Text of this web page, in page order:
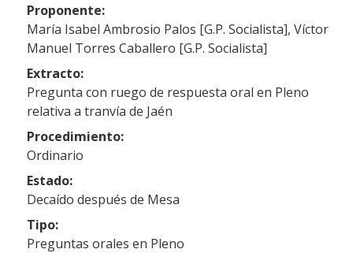
Proponente:
María Isabel Ambrosio Palos [G.P. Socialista], Víctor
Manuel Torres Caballero [G.P. Socialista]
Extracto:
Pregunta con ruego de respuesta oral en Pleno
relativa a tranvía de Jaén
Procedimiento:
Ordinario
Estado:
Decaído después de Mesa
Tipo:
Preguntas orales en Pleno